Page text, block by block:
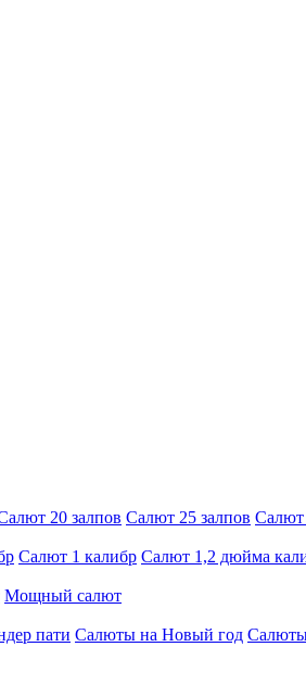
20 залпов Салют 25 залпов Салют
Салют 1 калибр Салют 1,2 дюйма
Мощный салют
пати Салюты на Новый год